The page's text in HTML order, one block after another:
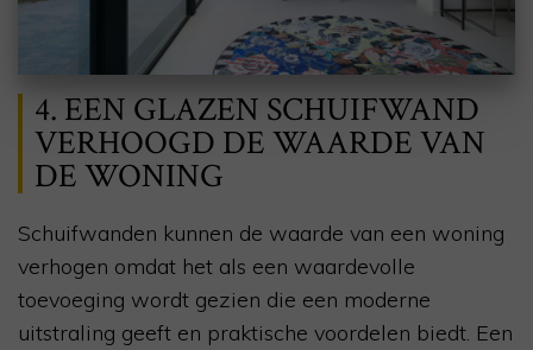
4. EEN GLAZEN SCHUIFWAND
VERHOOGD DE WAARDE VAN
DE WONING
Schuifwanden kunnen de waarde van een woning
verhogen omdat het als een waardevolle
toevoeging wordt gezien die een moderne
uitstraling geeft en praktische voordelen biedt. Een